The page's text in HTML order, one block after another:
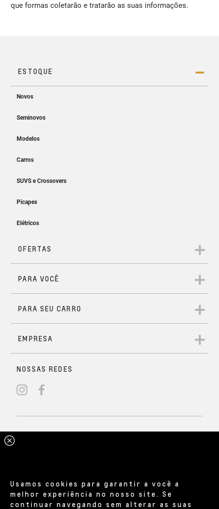
que formas coletarão e tratarão as suas informações.
Usamos cookies para garantir a você a
melhor experiência no nosso site. Se
continuar navegando sem alterar as suas